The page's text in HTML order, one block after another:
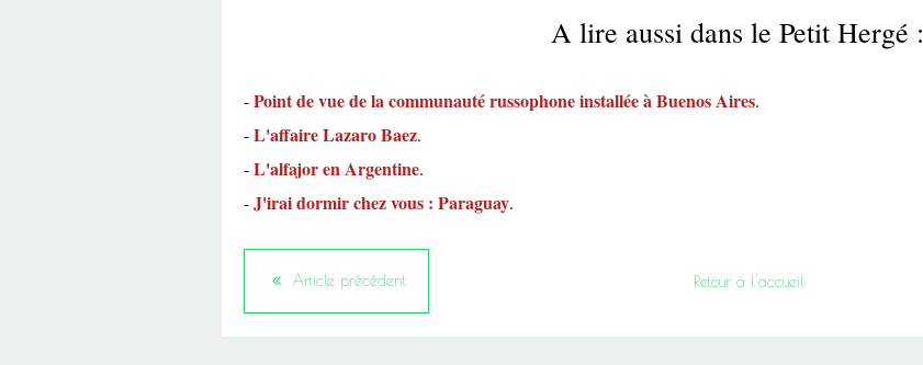
A lire aussi dans le Petit Hergé :
-Point de vue de la communauté russophone installée à Buenos Aires.
-L'affaire Lazaro Baez.
-L'alfajor en Argentine.
-J'irai dormir chez vous : Paraguay.
Article précédent Retour à l'accueil